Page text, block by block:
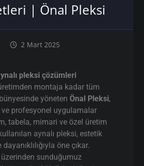
| Önal Pleksi
2 Mart 2025
pleksi çözümleri
montaja kadar tüm
yönetenÖnal Pleksi,
profesyonel uygulamalar
tabela, mimari ve özel üretim
aynalı pleksi, estetik
öne çıkar.
sunduğumuz